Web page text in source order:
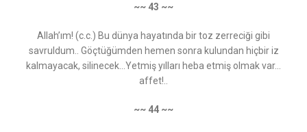
~~ 43 ~~
Allah’ım! (c.c.) Bu dünya hayatında bir toz zerreciği gibi
savruldum.. Göçtüğümden hemen sonra kulundan hiçbir iz
kalmayacak, silinecek...Yetmiş yılları heba etmiş olmak var...
affet!..
~~ 44 ~~